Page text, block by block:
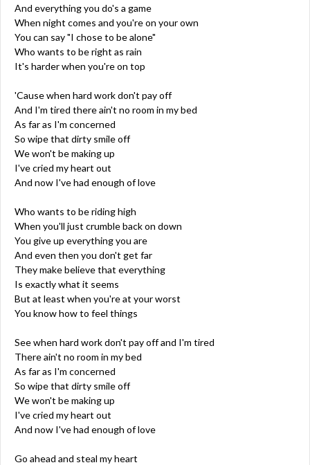
And everything you do's a game
When night comes and you're on your own
You can say "I chose to be alone"
Who wants to be right as rain
It's harder when you're on top
'Cause when hard work don't pay off
And I'm tired there ain't no room in my bed
As far as I'm concerned
So wipe that dirty smile off
We won't be making up
I've cried my heart out
And now I've had enough of love
Who wants to be riding high
When you'll just crumble back on down
You give up everything you are
And even then you don't get far
They make believe that everything
Is exactly what it seems
But at least when you're at your worst
You know how to feel things
See when hard work don't pay off and I'm tired
There ain't no room in my bed
As far as I'm concerned
So wipe that dirty smile off
We won't be making up
I've cried my heart out
And now I've had enough of love
Go ahead and steal my heart